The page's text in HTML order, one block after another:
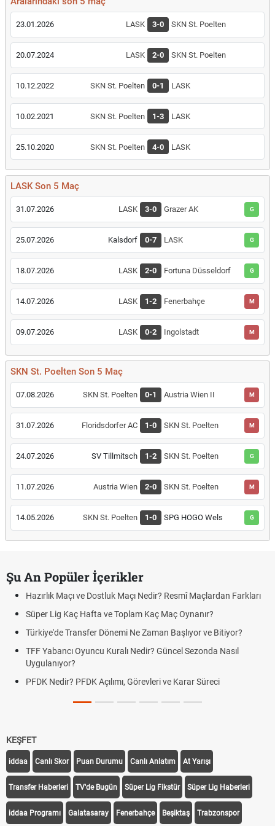
23.01.2026 LASK 3-0 SKN St. Poelten
20.07.2024 LASK 2-0 SKN St. Poelten
10.12.2022 SKN St. Poelten 0-1 LASK
10.02.2021 SKN St. Poelten 1-3 LASK
25.10.2020 SKN St. Poelten 4-0 LASK
LASK Son 5 Maç
31.07.2026 LASK 3-0 Grazer AK G
25.07.2026 Kalsdorf 0-7 LASK G
18.07.2026 LASK 2-0 Fortuna Düsseldorf G
14.07.2026 LASK 1-2 Fenerbahçe M
09.07.2026 LASK 0-2 Ingolstadt M
SKN St. Poelten Son 5 Maç
07.08.2026 SKN St. Poelten 0-1 Austria Wien II M
31.07.2026 Floridsdorfer AC 1-0 SKN St. Poelten M
24.07.2026 SV Tillmitsch 1-2 SKN St. Poelten G
11.07.2026 Austria Wien 2-0 SKN St. Poelten M
14.05.2026 SKN St. Poelten 1-0 SPG HOGO Wels G
Şu An Popüler İçerikler
Hazırlık Maçı ve Dostluk Maçı Nedir? Resmî Maçlardan Farkları
Süper Lig Kaç Hafta ve Toplam Kaç Maç Oynanır?
Türkiye'de Transfer Dönemi Ne Zaman Başlıyor ve Bitiyor?
TFF Yabancı Oyuncu Kuralı Nedir? Güncel Sezonda Nasıl
Uygulanıyor?
PFDK Nedir? PFDK Açılımı, Görevleri ve Karar Süreci
KEŞFET
iddaa Canlı Skor Puan Durumu Canlı Anlatım At Yarışı
Transfer Haberleri TV'de Bugün Süper Lig Fikstür Süper Lig Haberleri
iddaa Programı Galatasaray Fenerbahçe Beşiktaş Trabzonspor